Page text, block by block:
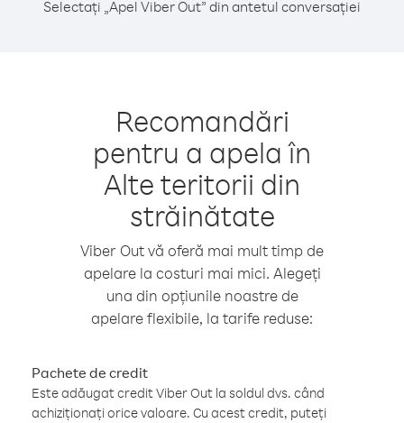
Selectați „Apel Viber Out” din antetul conversației
Recomandări
pentru a apela în
Alte teritorii din
străinătate
Viber Out vă oferă mai mult timp de
apelare la costuri mai mici. Alegeți
una din opțiunile noastre de
apelare flexibile, la tarife reduse:
Pachete de credit
Este adăugat credit Viber Out la soldul dvs. când
achiziționați orice valoare. Cu acest credit, puteți